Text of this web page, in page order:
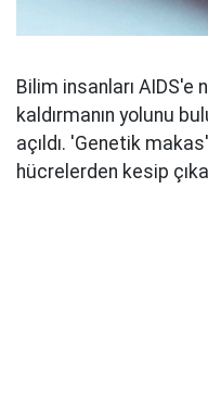
Bilim insanları AIDS'e
kaldırmanın yolunu
açıldı. 'Genetik
hücrelerden kesip